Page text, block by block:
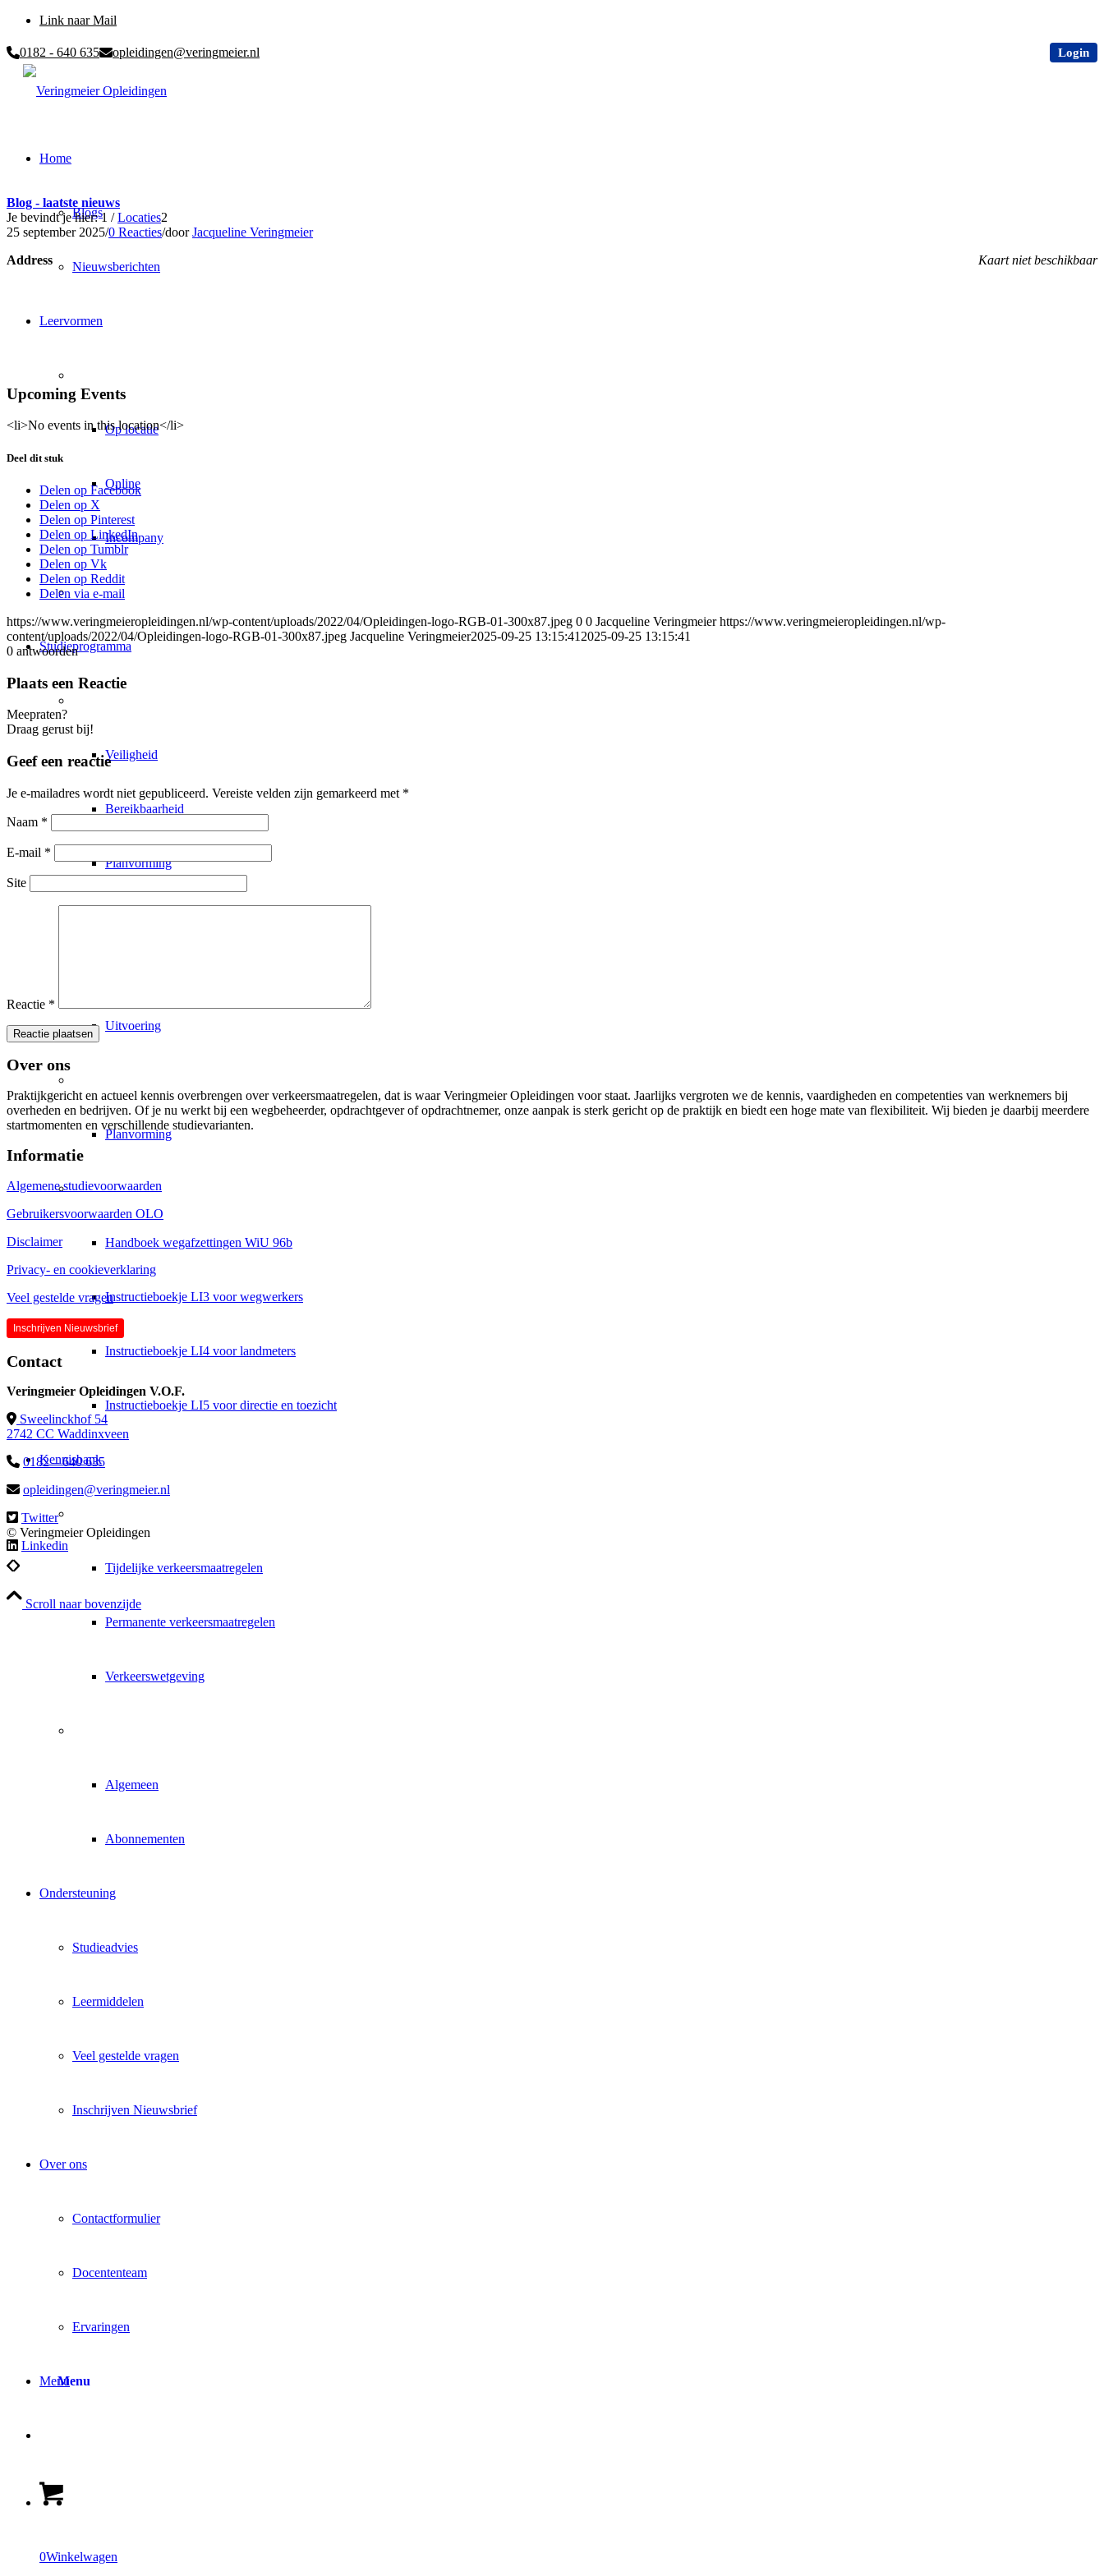
Link naar Mail
0182 - 640 635 opleidingen@veringmeier.nl Login
Home
Blogs
Nieuwsberichten
Leervormen
Op locatie
Online
Incompany
Persoonlijke begeleiding
Studieprogramma
Veiligheid
Bereikbaarheid
Planvorming
Uitvoering
Planvorming
Leermiddelen
Handboek wegafzettingen WiU 96b
Instructieboekje LI3 voor wegwerkers
Instructieboekje LI4 voor landmeters
Instructieboekje LI5 voor directie en toezicht
Kennisbank
Tijdelijke verkeersmaatregelen
Permanente verkeersmaatregelen
Verkeerswetgeving
Algemeen
Abonnementen
Ondersteuning
Studieadvies
Leermiddelen
Veel gestelde vragen
Inschrijven Nieuwsbrief
Over ons
Contactformulier
Docententeam
Ervaringen
Menu
Menu
0Winkelwagen
Blog - laatste nieuws
Je bevindt je hier: 1 / Locaties2
25 september 2025/0 Reacties/doorJacqueline Veringmeier
Kaart niet beschikbaar
Address
Upcoming Events
<li>No events in this location</li>
Deel dit stuk
Delen op Facebook
Delen op X
Delen op Pinterest
Delen op LinkedIn
Delen op Tumblr
Delen op Vk
Delen op Reddit
Delen via e-mail
https://www.veringmeieropleidingen.nl/wp-content/uploads/2022/04/Opleidingen-logo-RGB-01-300x87.jpeg 0 0 Jacqueline Veringmeier https://www.veringmeieropleidingen.nl/wp-
content/uploads/2022/04/Opleidingen-logo-RGB-01-300x87.jpeg Jacqueline Veringmeier2025-09-25 13:15:41 2025-09-25 13:15:41
0 antwoorden
Plaats een Reactie
Meepraten?
Draag gerust bij!
Geef een reactie
Je e-mailadres wordt niet gepubliceerd. Vereiste velden zijn gemarkeerd met *
Naam *
E-mail *
Site
Reactie *
Over ons
Praktijkgericht en actueel kennis overbrengen over verkeersmaatregelen, dat is waar Veringmeier Opleidingen voor staat. Jaarlijks vergroten we de kennis, vaardigheden en competenties van werknemers bij
overheden en bedrijven. Of je nu werkt bij een wegbeheerder, opdrachtgever of opdrachtnemer, onze aanpak is sterk gericht op de praktijk en biedt een hoge mate van flexibiliteit. Wij bieden je daarbij meerdere
startmomenten en verschillende studievarianten.
Informatie
Algemene studievoorwaarden
Gebruikersvoorwaarden OLO
Disclaimer
Privacy- en cookieverklaring
Veel gestelde vragen
Inschrijven Nieuwsbrief
Contact
Veringmeier Opleidingen V.O.F.
Sweelinckhof 54
2742 CC Waddinxveen
0182 – 640 635
opleidingen@veringmeier.nl
Twitter
Linkedin
© Veringmeier Opleidingen
Scroll naar bovenzijde